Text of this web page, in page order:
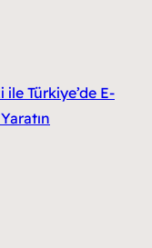
Türkiye’de E-